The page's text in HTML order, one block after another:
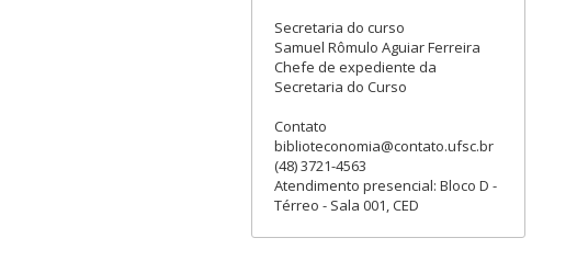
Secretaria do curso
Samuel Rômulo Aguiar Ferreira
Chefe de expediente da
Secretaria do Curso
Contato
biblioteconomia@contato.ufsc.br
(48) 3721-4563
Atendimento presencial: Bloco D -
Térreo - Sala 001, CED